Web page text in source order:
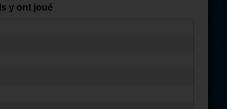
Ils y ont joué